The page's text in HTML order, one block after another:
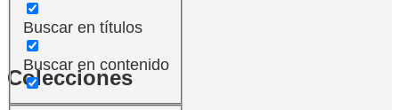
Buscar en títulos
Buscar en contenido
Colecciones